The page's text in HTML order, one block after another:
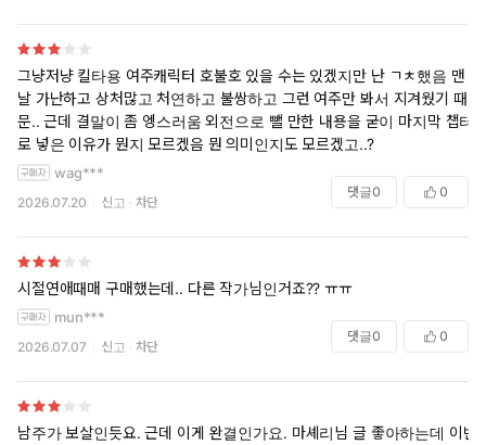
그냥저냥 킬타용 여주캐릭터 호불호 있을 수는 있겠지만 난 ㄱㅊ했음 맨
날 가난하고 상처많고 처연하고 불쌍하고 그런 여주만 봐서 지겨웠기 때
문.. 근데 결말이 좀 엥스러움 외전으로 뺄 만한 내용을 굳이 마지막 챕터
로 넣은 이유가 뭔지 모르겠음 뭔 의미인지도 모르겠고..?
wag***
2026.07.20 신고 차단
댓글0 0
시절연애때매 구매했는데.. 다른 작가님인거죠?? ㅠㅠ
mun***
2026.07.07 신고 차단
댓글0 0
남주가 보살인듯요. 근데 이게 완결인가요. 마셰리님 글 좋아하는데 이번